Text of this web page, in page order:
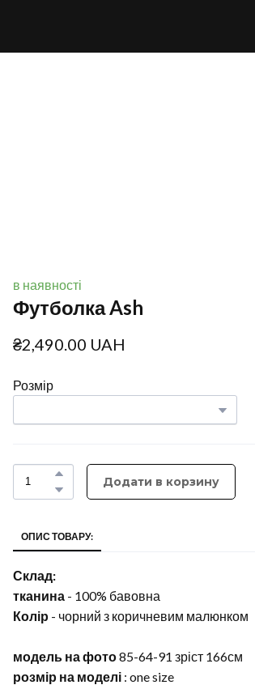
в наявності
Футболка Ash
₴2,490.00 UAH
Розмір
Додати в корзину
ОПИС ТОВАРУ:
Склад:
тканина - 100% бавовна
Колір - чорний з коричневим малюнком
модель на фото85-64-91 зріст 166см
розмір на моделі : one size